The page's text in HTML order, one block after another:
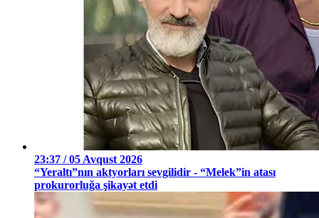
23:37 / 05 Avqust 2026
“Yeraltı”nın aktyorları sevgilidir - “Melek”in atası
prokurorluğa şikayət etdi